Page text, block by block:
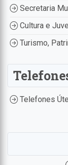
Secretaria
Cultura e
Turismo,
Telefones